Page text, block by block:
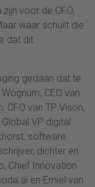
voor de CFO,
waar schuilt die
dat dit
gedaan dat te
CEO van
CFO van TP Vison,
VP digital
software
dichter en
Chief Innovation
en Emiel van